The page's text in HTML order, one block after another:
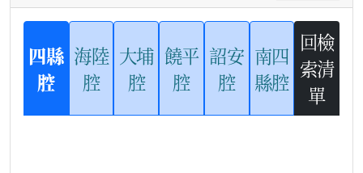
四縣
腔
海陸
腔
大埔
腔
饒平
腔
詔安
腔
南四
縣腔
回檢
索清
單